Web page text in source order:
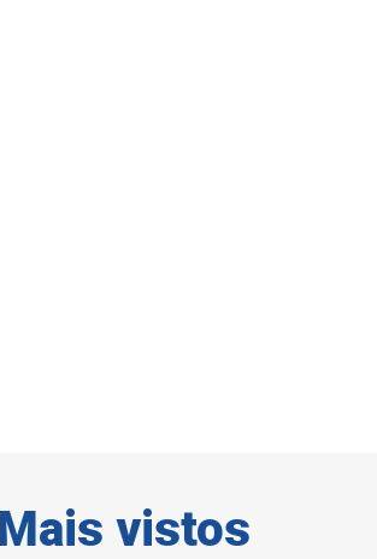
Mais vistos